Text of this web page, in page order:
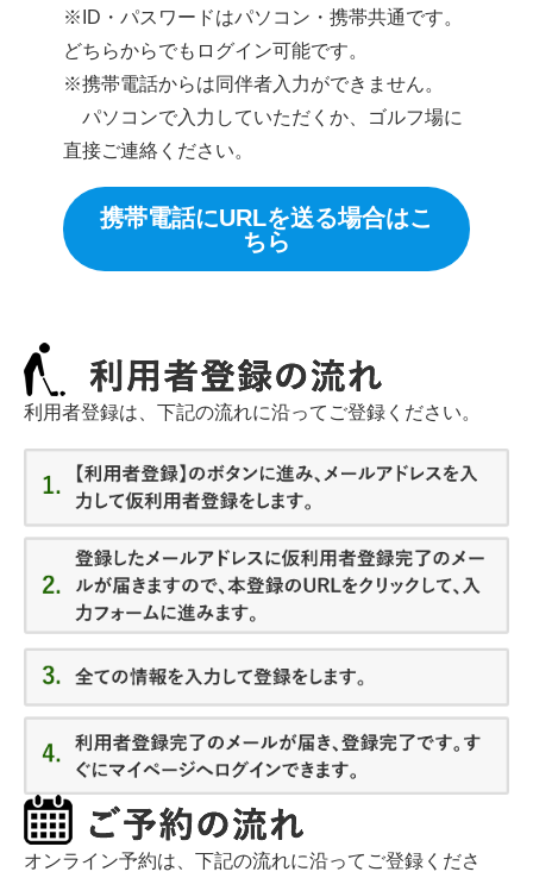
※ID・パスワードはパソコン・携帯共通です。
どちらからでもログイン可能です。
※携帯電話からは同伴者入力ができません。
パソコンで入力していただくか、ゴルフ場に
直接ご連絡ください。
携帯電話にURLを送る場合はこ
ちら
利用者登録は、下記の流れに沿ってご登録ください。
オンライン予約は、下記の流れに沿ってご登録くださ